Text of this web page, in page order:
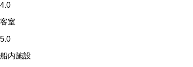
4.0
客室
5.0
船内施設